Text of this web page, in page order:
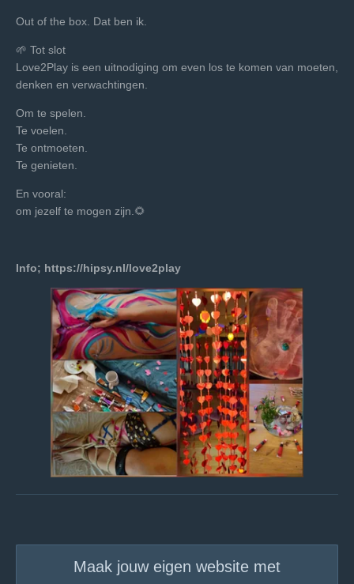
Out of the box. Dat ben ik.
🌱 Tot slot
Love2Play is een uitnodiging om even los te komen van moeten,
denken en verwachtingen.
Om te spelen.
Te voelen.
Te ontmoeten.
Te genieten.
En vooral:
om jezelf te mogen zijn.🌻
Info; https://hipsy.nl/love2play
Maak jouw eigen website met